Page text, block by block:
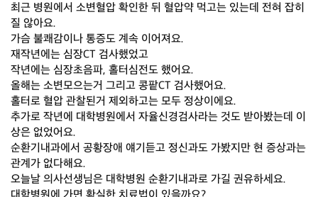
최근 병원에서 소변혈압 확인한 뒤 혈압약 먹고는 있는데 전혀 잡히
질 않아요.
가슴 불쾌감이나 통증도 계속 이어져요.
재작년에는 심장CT 검사했었고
작년에는 심장초음파, 홀터심전도 했어요.
올해는 소변모으는거 그리고 콩팥CT 검사했어요.
홀터로 혈압 관찰된거 제외하고는 모두 정상이에요.
추가로 작년에 대학병원에서 자율신경검사라는 것도 받아봤는데 이
상은 없었어요.
순환기내과에서 공황장애 얘기듣고 정신과도 가봤지만 현 증상과는
관계가 없다해요.
오늘날 의사선생님은 대학병원 순환기내과로 가길 권유하세요.